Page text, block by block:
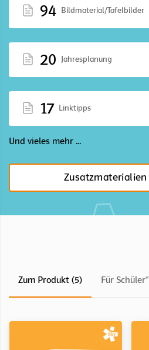
94 Bildmaterial/Tafelbilder
20 Jahresplanung
17 Linktipps
Und vieles mehr ...
Zum Produkt (5) Für